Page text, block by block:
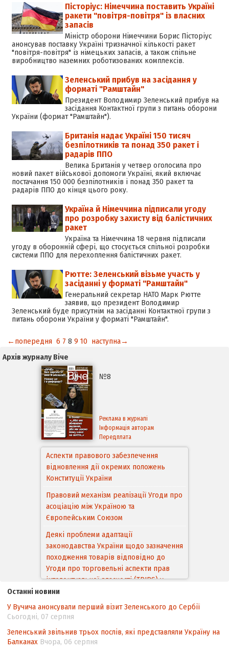
Пісторіус: Німеччина поставить Україні
ракети "повітря-повітря" із власних
запасів
Міністр оборони Німеччини Борис Пісторіус
анонсував поставку Україні тризначної кількості ракет
"повітря-повітря" із німецьких запасів, а також спільне
виробництво наземних роботизованих комплексів.
Зеленський прибув на засідання у
форматі "Рамштайн"
Президент Володимир Зеленський прибув на
засідання Контактної групи з питань оборони
України (формат "Рамштайн").
Британія надає Україні 150 тисяч
безпілотників та понад 350 ракет і
радарів ППО
Велика Британія у четвер оголосила про
новий пакет військової допомоги Україні, який включає
постачання 150 000 безпілотників і понад 350 ракет та
радарів ППО до кінця цього року.
Україна й Німеччина підписали угоду
про розробку захисту від балістичних
ракет
Україна та Німеччина 18 червня підписали
угоду в оборонній сфері, що стосується спільної розробки
системи ППО для перехоплення балістичних ракет.
Рютте: Зеленський візьме участь у
засіданні у форматі "Рамштайн"
Генеральний секретар НАТО Марк Рютте
заявив, що президент Володимир
Зеленський буде присутнім на засіданні Контактної групи з
питань оборони України у форматі "Рамштайн".
←попередня 6 7 8 9 10 наступна→
Архів журналу Віче
№8
Реклама в журналі
Інформація авторам
Передплата
Аспекти правового забезпечення
відновлення дії окремих положень
Конституції України
Правовий механізм реалізації Угоди про
асоціацію між Україною та
Європейським Cоюзом
Деякі проблеми адаптації
законодавства України щодо зазначення
походження товарів відповідно до
Угоди про торговельні аспекти прав
інтелектуальної власності (TRIPS) у
контексті євроінтеграції
Аналіз виборчого законодавства щодо
невизначеності механізму повторного
підрахунку голосів виборців
Інформаційна безпека суспільства
Останні новини
У Вучича анонсували перший візит Зеленського до Сербії
Сьогодні, 07 серпня
Зеленський звільнив трьох послів, які представляли Україну на
Балканах Вчора, 06 серпня